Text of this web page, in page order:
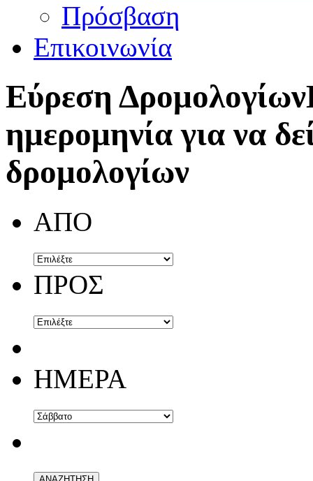
Πρόσβαση
Επικοινωνία
Εύρεση Δρομολογίων
ημερομηνία για να
δρομολογίων
ΑΠΟ
ΠΡΟΣ
ΗΜΕΡΑ